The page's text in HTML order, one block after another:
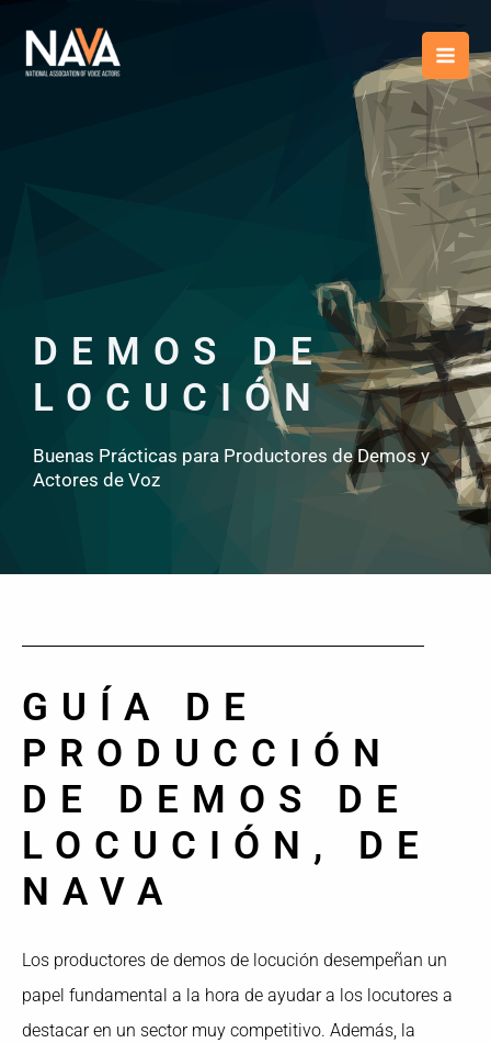
contenido
DEMOS DE
LOCUCIÓN
Buenas Prácticas para Productores de Demos y
Actores de Voz
GUÍA DE
PRODUCCIÓN
DE DEMOS DE
LOCUCIÓN, DE
NAVA
Los productores de demos de locución desempeñan un
papel fundamental a la hora de ayudar a los locutores a
destacar en un sector muy competitivo. Además, la